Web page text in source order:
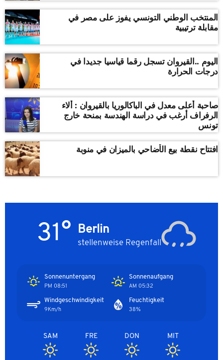
المنتخب الوطني التونسي يفوز على مصر في
مقابلة ترتيبية
اليوم ..القيروان تسجل رقما قياسيا جديدا في
درجات الحرارة
صاحبة أعلى معدل في الباكالوريا بالقيروان : ألاء
الرفراف أرغب في دراسة الهندسة بمنحة خارج
تونس
افتتاح نقطة بيع الأضاحي بالميزان في منوبة
Berlin
stellenweise Regenfall
31°
Sonnenaufgang
05:32 AM
Sonnenuntergang
08:51 PM
Feuchtigkeit
38%
Windgeschwindigkeit
9Km/h
MIT
DON
FRE
SAM